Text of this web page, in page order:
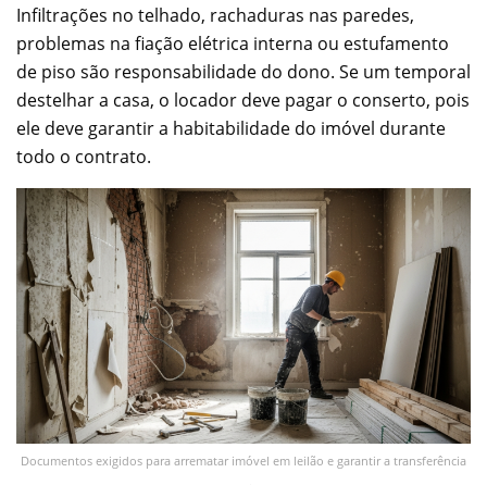
Infiltrações no telhado, rachaduras nas paredes,
problemas na fiação elétrica interna ou estufamento
de piso são responsabilidade do dono. Se um temporal
destelhar a casa, o locador deve pagar o conserto, pois
ele deve garantir a habitabilidade do imóvel durante
todo o contrato.
Documentos exigidos para arrematar imóvel em leilão e garantir a transferência